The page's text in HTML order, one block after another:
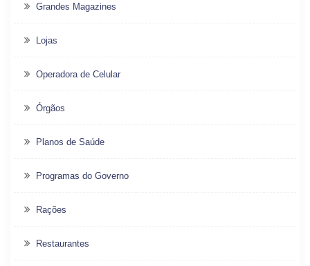
Grandes Magazines
Lojas
Operadora de Celular
Órgãos
Planos de Saúde
Programas do Governo
Rações
Restaurantes